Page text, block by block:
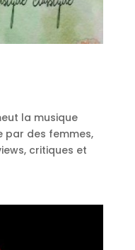
la musique
par des femmes,
critiques et